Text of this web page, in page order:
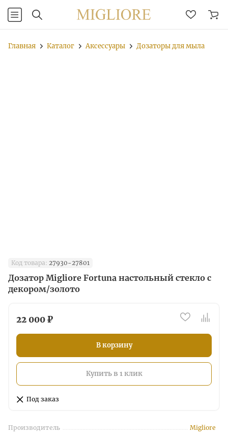
Главная Каталог Аксессуары Дозаторы для мыла
Код товара: 27930-27801
Дозатор Migliore Fortuna настольный стекло с
декором/золото
22 000 ₽
В корзину
Купить в 1 клик
Под заказ
Производитель Migliore